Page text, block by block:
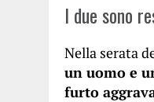
I due sono
Nella serata
un uomo e
furto